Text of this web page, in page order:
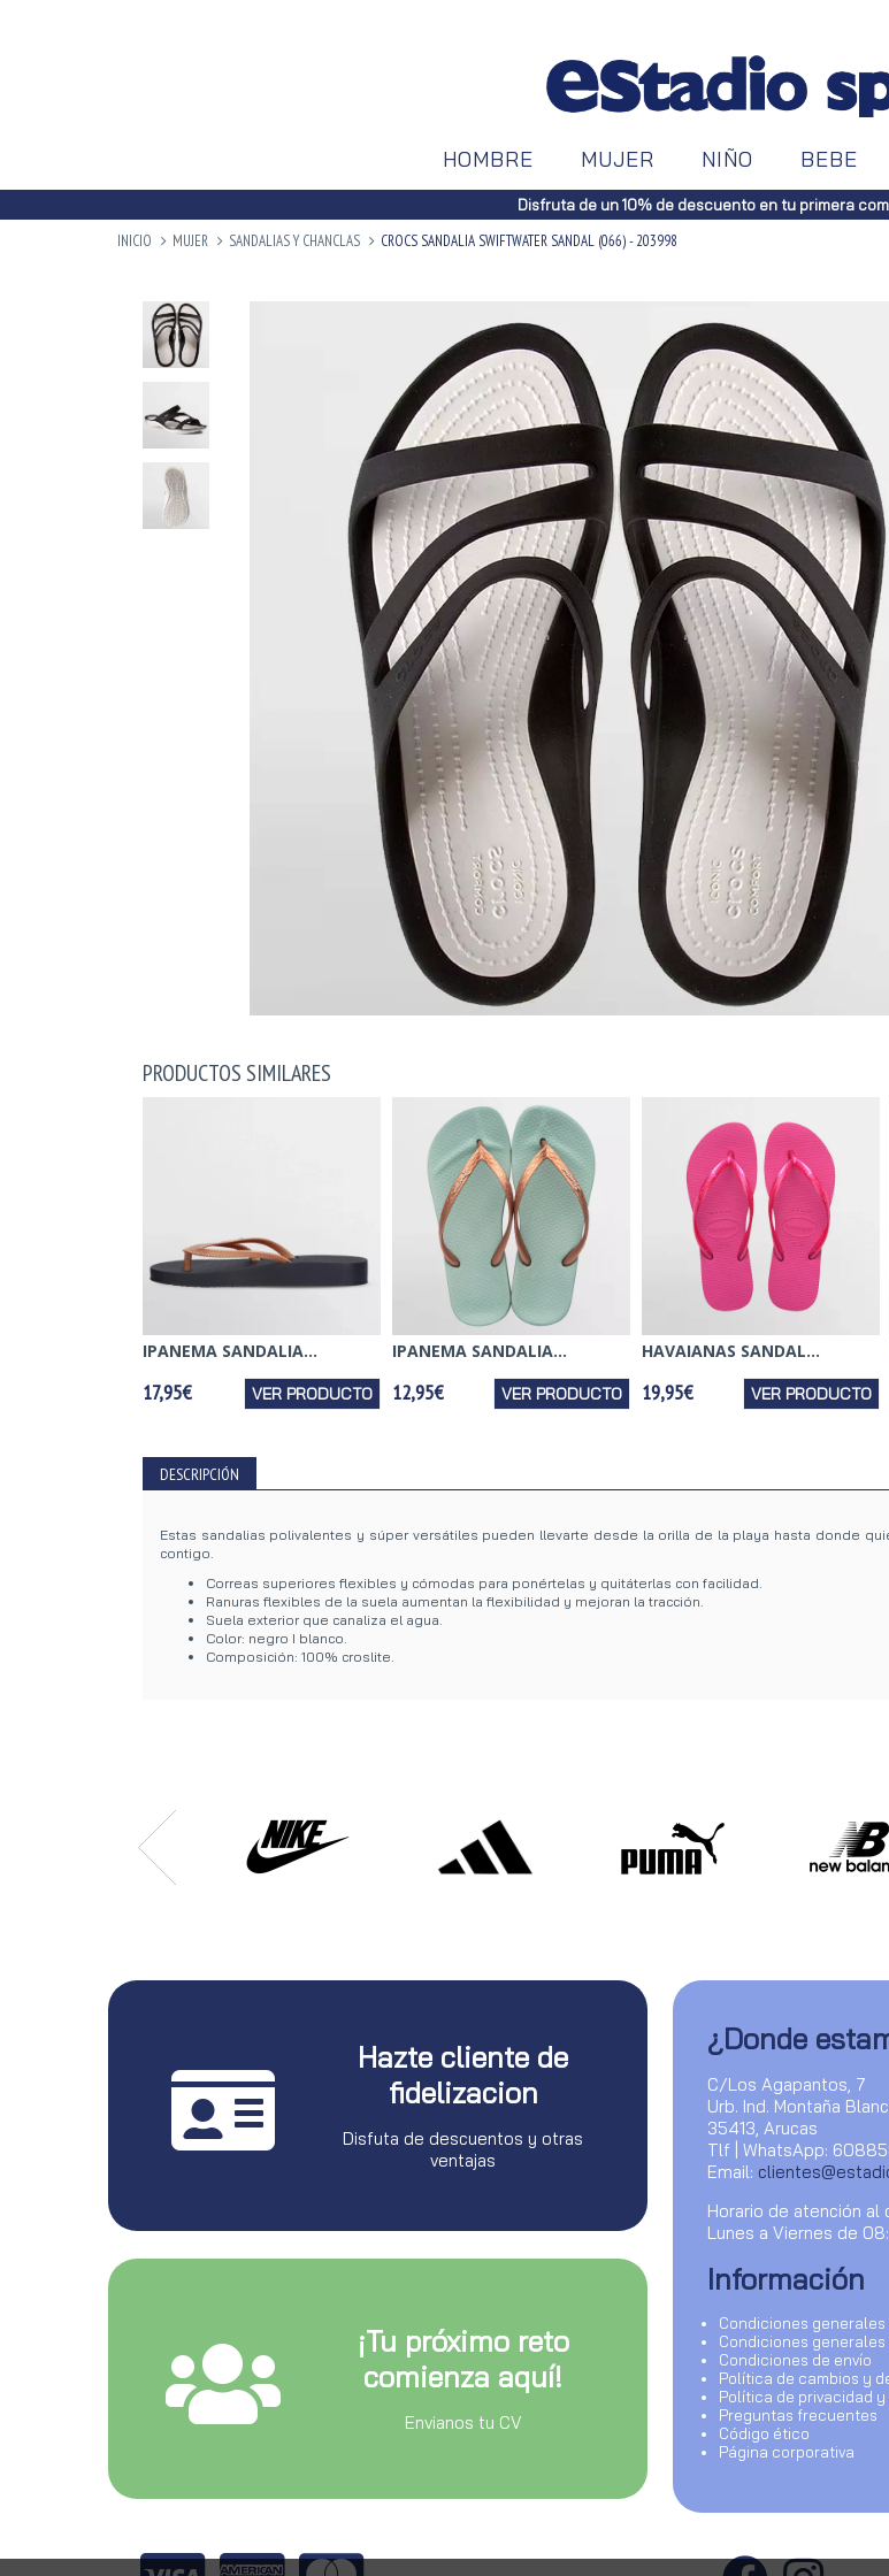
HOMBRE MUJER NIÑO BEBE
Disfruta de un 10% de descuento en tu primera
INICIO MUJER SANDALIAS Y CHANCLAS CROCS SANDALIA SWIFTWATER SANDAL (066) - 203998
PRODUCTOS SIMILARES
IPANEMA SANDALIA...
17,95€ VER PRODUCTO
IPANEMA SANDALIA...
12,95€ VER PRODUCTO
HAVAIANAS SANDAL...
19,95€ VER PRODUCTO
DESCRIPCIÓN
Estas sandalias polivalentes y súper versátiles pueden llevarte desde la orilla de la playa hasta donde
contigo.
Correas superiores flexibles y cómodas para ponértelas y quitáterlas con facilidad.
Ranuras flexibles de la suela aumentan la flexibilidad y mejoran la tracción.
Suela exterior que canaliza el agua.
Color: negro I blanco.
Composición: 100% croslite.
Hazte cliente de
fidelizacion
Disfuta de descuentos y otras
ventajas
¡Tu próximo reto
comienza aquí!
Envianos tu CV
¿Donde
C/Los Agapantos, 7
Urb. Ind. Montaña
35413, Arucas
Tlf | WhatsApp:
Email:
Horario de atención al
Lunes a Viernes de
Información
Condiciones generales
Condiciones
Condiciones de envío
Política de cambios y
Política de privacidad
Preguntas frecuentes
Código ético
Página corporativa